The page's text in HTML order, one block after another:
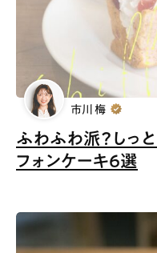
ふわふわ派？しっ
フォンケーキ6選
市川 梅